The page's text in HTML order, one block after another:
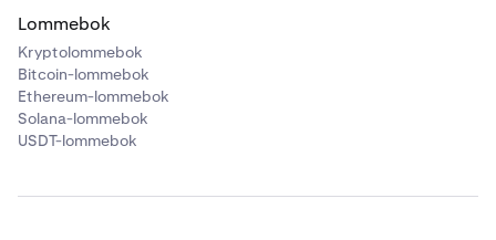
Se etter alternativet
Varslingsinnstillinger
5
Slå av bryteren for å deaktivere varsler for
lommebokappen.
Lommebok
Kryptolommebok
Bitcoin-lommebok
Ethereum-lommebok
Solana-lommebok
USDT-lommebok